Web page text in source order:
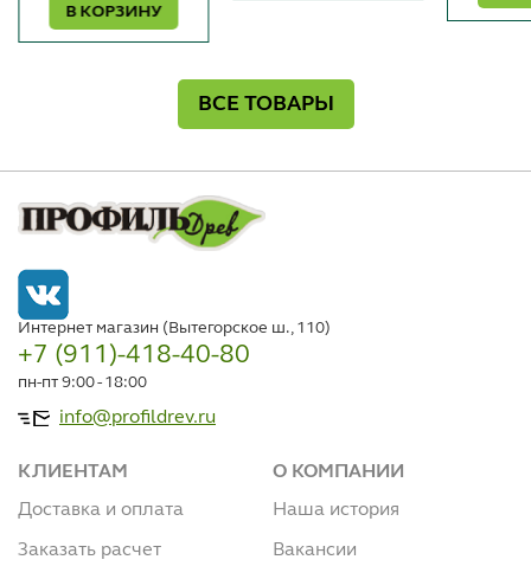
В КОРЗИНУ
ВСЕ ТОВАРЫ
Интернет магазин (Вытегорское ш., 110)
+7 (911)-418-40-80
пн-пт 9:00 - 18:00
info@profildrev.ru
КЛИЕНТАМ
Доставка и оплата
Заказать расчет
О КОМПАНИИ
Наша история
Вакансии